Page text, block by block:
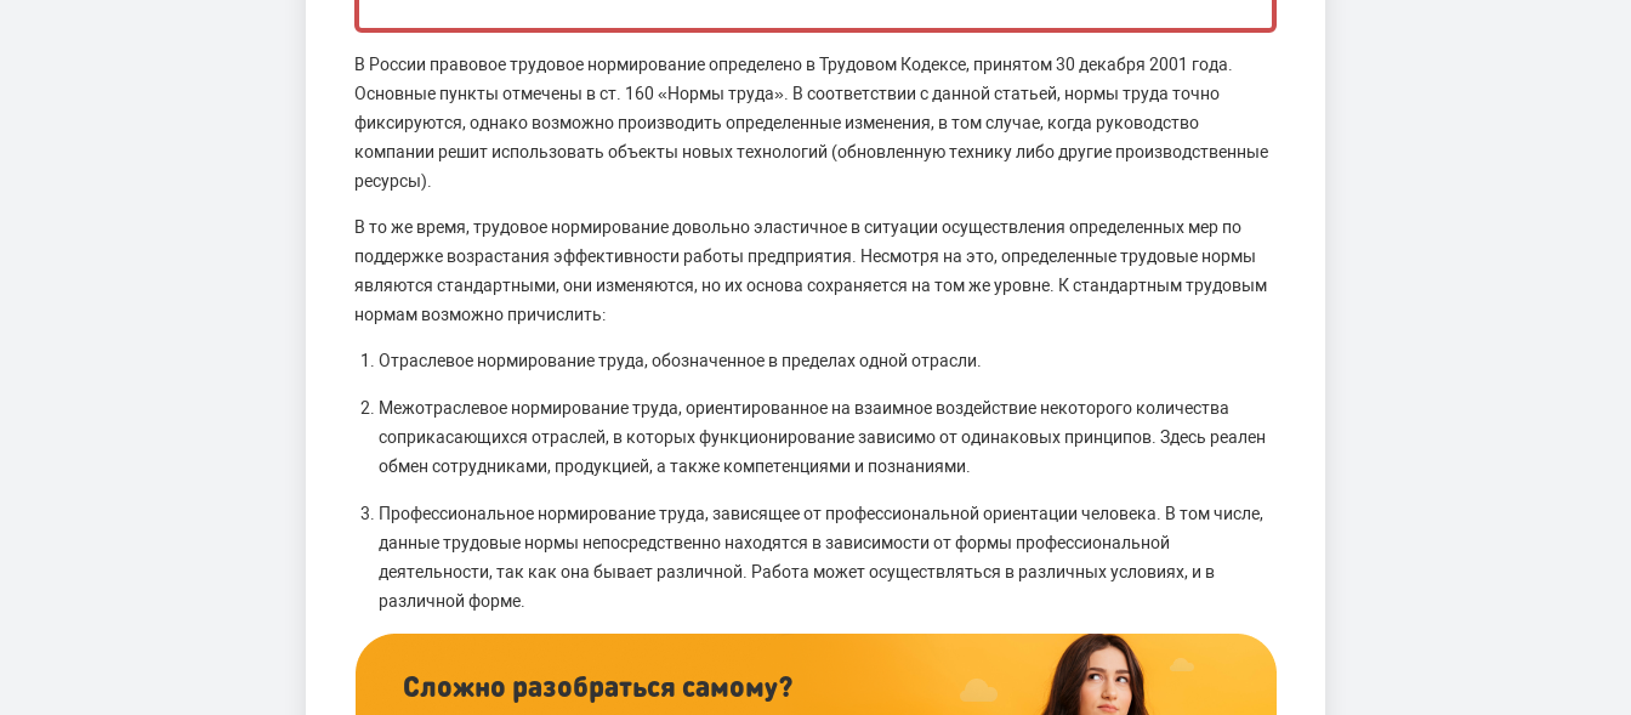
В России правовое трудовое нормирование определено в Трудовом Кодексе, принятом 30 декабря 2001 года.
Основные пункты отмечены в ст. 160 «Нормы труда». В соответствии с данной статьей, нормы труда точно
фиксируются, однако возможно производить определенные изменения, в том случае, когда руководство
компании решит использовать объекты новых технологий (обновленную технику либо другие производственные
ресурсы).
В то же время, трудовое нормирование довольно эластичное в ситуации осуществления определенных мер по
поддержке возрастания эффективности работы предприятия. Несмотря на это, определенные трудовые нормы
являются стандартными, они изменяются, но их основа сохраняется на том же уровне. К стандартным трудовым
нормам возможно причислить:
Отраслевое нормирование труда, обозначенное в пределах одной отрасли.
Межотраслевое нормирование труда, ориентированное на взаимное воздействие некоторого количества
соприкасающихся отраслей, в которых функционирование зависимо от одинаковых принципов. Здесь реален
обмен сотрудниками, продукцией, а также компетенциями и познаниями.
Профессиональное нормирование труда, зависящее от профессиональной ориентации человека. В том числе,
данные трудовые нормы непосредственно находятся в зависимости от формы профессиональной
деятельности, так как она бывает различной. Работа может осуществляться в различных условиях, и в
различной форме.
Сложно разобраться самому?